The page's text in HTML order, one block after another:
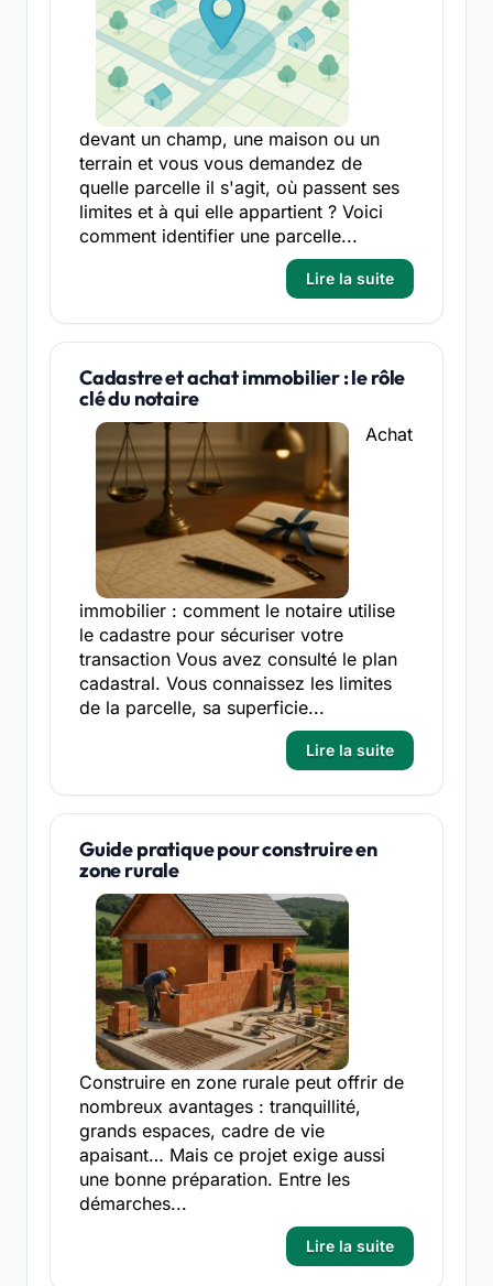
devant un champ, une maison ou un
terrain et vous vous demandez de
quelle parcelle il s'agit, où passent ses
limites et à qui elle appartient ? Voici
comment identifier une parcelle...
Lire la suite
Cadastre et achat immobilier : le rôle
clé du notaire
Achat
immobilier : comment le notaire utilise
le cadastre pour sécuriser votre
transaction Vous avez consulté le plan
cadastral. Vous connaissez les limites
de la parcelle, sa superficie...
Lire la suite
Guide pratique pour construire en
zone rurale
Construire en zone rurale peut offrir de
nombreux avantages : tranquillité,
grands espaces, cadre de vie
apaisant… Mais ce projet exige aussi
une bonne préparation. Entre les
démarches...
Lire la suite